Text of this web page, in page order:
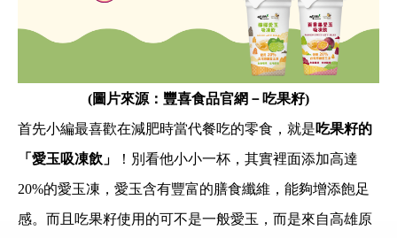
(圖片來源：豐喜食品官網－吃果籽)
首先小編最喜歡在減肥時當代餐吃的零食，就是吃果籽的
「愛玉吸凍飲」
！別看他小小一杯，其實裡面添加高達
20%的愛玉凍，愛玉含有豐富的膳食纖維，能夠增添飽足
感。而且吃果籽使用的可不是一般愛玉，而是來自高雄原